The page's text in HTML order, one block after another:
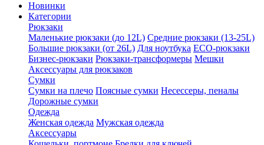
Новинки
Категории
Рюкзаки
Маленькие рюкзаки (до 12L) Средние рюкзаки (13-25L)
Большие рюкзаки (от 26L) Для ноутбука ECO-рюкзаки
Бизнес-рюкзаки Рюкзаки-трансформеры Мешки
Аксессуары для рюкзаков
Сумки
Сумки на плечо Поясные сумки Несессеры, пеналы
Дорожные сумки
Одежда
Женская одежда Мужская одежда
Аксессуары